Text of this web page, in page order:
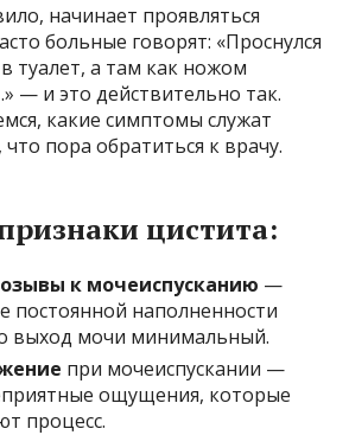
начинает проявляться
больные говорят: «Проснулся
туалет, а там как ножом
— и это действительно так.
какие симптомы служат
пора обратиться к врачу.
цистита:
к мочеиспусканию —
постоянной наполненности
выход мочи минимальный.
при мочеиспускании —
ощущения, которые
процесс.